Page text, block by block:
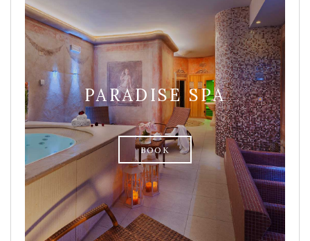
PARADISE SPA
BOOK